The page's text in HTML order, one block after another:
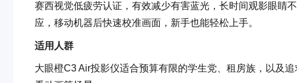
赛西视觉低疲劳认证，有效减少有害蓝光，长时间观影眼睛
应，移动机器后快速校准画面，新手也能轻松上手。
适用人群
大眼橙C3 Air投影仪适合预算有限的学生党、租房族，以及